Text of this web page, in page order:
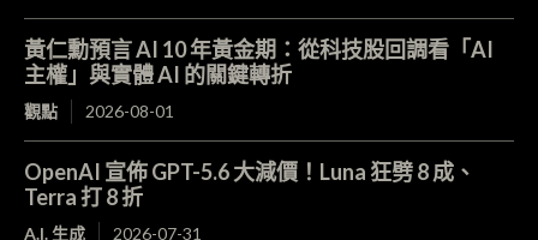
黃仁勳預言 AI 10 年黃金期：從科技股回調看「AI
主權」與實體 AI 的關鍵轉折
觀點 2026-08-01
OpenAI 宣佈 GPT-5.6 大減價！Luna 狂劈 8 成、
Terra 打 8 折
A.I. 生成 2026-07-31